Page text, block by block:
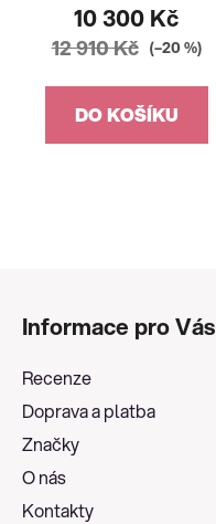
10 300 Kč
12 910 Kč (–20 %)
DO KOŠÍKU
Informace pro Vás
Recenze
Doprava a platba
Značky
O nás
Kontakty